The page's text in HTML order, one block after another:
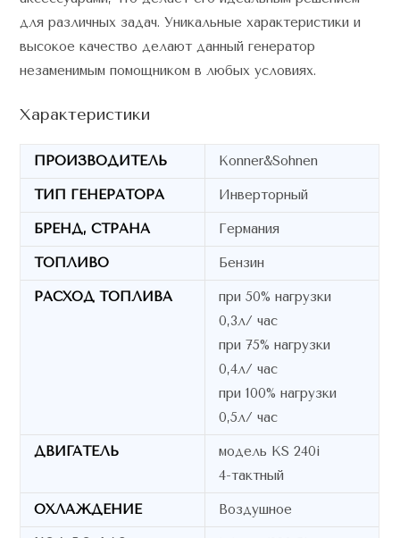
для различных задач. Уникальные характеристики и
высокое качество делают данный генератор
незаменимым помощником в любых условиях.
Характеристики
ПРОИЗВОДИТЕЛЬ Konner&Sohnen
ТИП ГЕНЕРАТОРА Инверторный
БРЕНД, СТРАНА Германия
ТОПЛИВО Бензин
РАСХОД ТОПЛИВА
при 50% нагрузки
0,3л/ час
при 75% нагрузки
0,4л/ час
при 100% нагрузки
0,5л/ час
ДВИГАТЕЛЬ
модель KS 240i
4-тактный
ОХЛАЖДЕНИЕ Воздушное